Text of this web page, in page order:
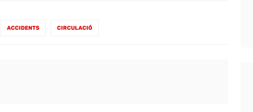
ACCIDENTS CIRCULACIÓ